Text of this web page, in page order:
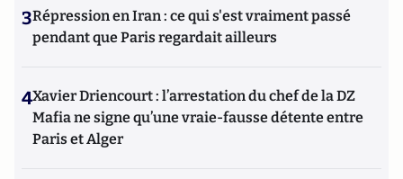
3Répression en Iran : ce qui s'est vraiment passé
pendant que Paris regardait ailleurs
4Xavier Driencourt : l’arrestation du chef de la DZ
Mafia ne signe qu’une vraie-fausse détente entre
Paris et Alger